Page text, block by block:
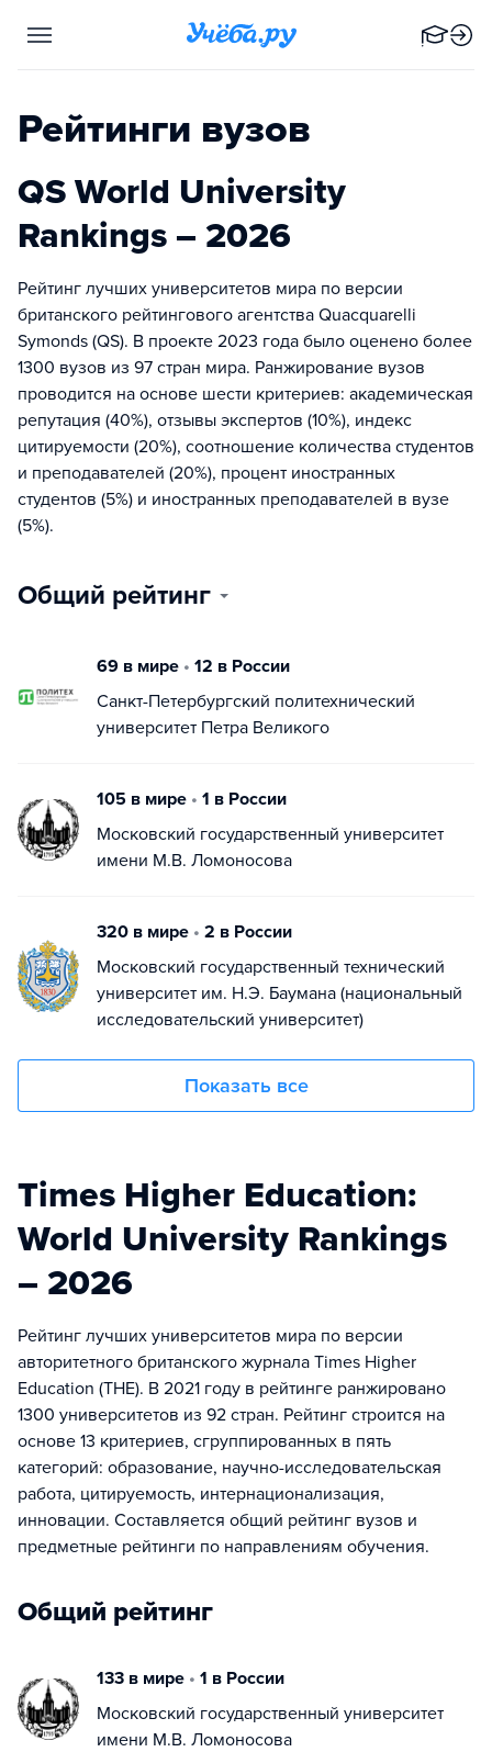
Рейтинги вузов
QS World University
Rankings – 2026
Рейтинг лучших университетов мира по версии
британского рейтингового агентства Quacquarelli
Symonds (QS). В проекте 2023 года было оценено более
1300 вузов из 97 стран мира. Ранжирование вузов
проводится на основе шести критериев: академическая
репутация (40%), отзывы экспертов (10%), индекс
цитируемости (20%), cоотношение количества студентов
и преподавателей (20%), процент иностранных
студентов (5%) и иностранных преподавателей в вузе
(5%).
Общий рейтинг
69 в мире • 12 в России
Санкт-Петербургский политехнический
университет Петра Великого
105 в мире • 1 в России
Московский государственный университет
имени М.В. Ломоносова
320 в мире • 2 в России
Московский государственный технический
университет им. Н.Э. Баумана (национальный
исследовательский университет)
Показать все
Times Higher Education:
World University Rankings
– 2026
Рейтинг лучших университетов мира по версии
авторитетного британского журнала Times Higher
Education (THE). В 2021 году в рейтинге ранжировано
1300 университетов из 92 стран. Рейтинг строится на
основе 13 критериев, сгруппированных в пять
категорий: образование, научно-исследовательская
работа, цитируемость, интернационализация,
инновации. Составляется общий рейтинг вузов и
предметные рейтинги по направлениям обучения.
Общий рейтинг
133 в мире • 1 в России
Московский государственный университет
имени М.В. Ломоносова